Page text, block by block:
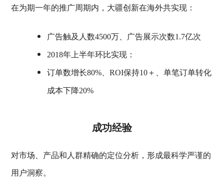
在为期一年的推广周期内，大疆创新在海外共实现：
广告触及人数4500万、广告展示次数1.7亿次
2018年上半年环比实现：
订单数增长80%、ROI保持10＋、单笔订单转化
成本下降20%
成功经验
对市场、产品和人群精确的定位分析，形成最科学严谨的
用户洞察。